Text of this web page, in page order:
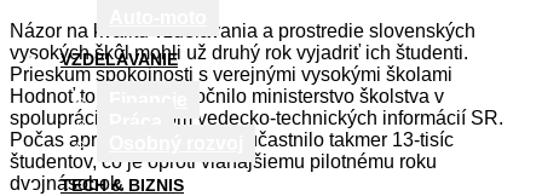
VZDELÁVANIE
TECH & BIZNIS
Názor na kvalitu vzdelávania a prostredie slovenských
vysokých škôl mohli už druhý rok vyjadriť ich študenti.
Prieskum spokojnosti s verejnými vysokými školami
Hodnoť.to 2025 uskutočnilo ministerstvo školstva v
spolupráci s Centrom vedecko-technických informácií SR.
Počas apríla a mája sa ho zúčastnilo takmer 13-tisíc
študentov, čo je oproti vlaňajšiemu pilotnému roku
dvojnásobok.